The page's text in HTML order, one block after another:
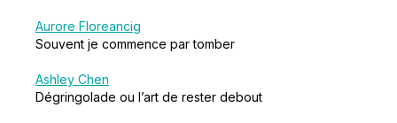
Aurore Floreancig
Souvent je commence par tomber
Ashley Chen
Dégringolade ou l’art de rester debout